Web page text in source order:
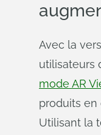
Avec la
utilisateurs
mode AR
produits en
Utilisant la